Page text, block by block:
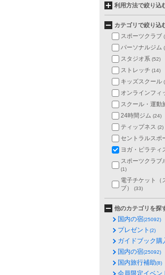
利用方法で絞り込
カテゴリで絞り込
スポーツクラブ
パーソナルジム
スタジオ系 (52)
ストレッチ (14)
キッズスクール
オンラインフィ
スクール・運動
24時間ジム (24)
ティップネス (2)
セントラルスポ
ヨガ・ピラティ
スポーツクラブ
(1)
電子チケット（
ブ）
(33)
他のカテゴリを探
国内の宿(25092)
プレゼント (2)
ガイドブック購
国内の宿(25092)
国内旅行補助(8)
会員限定イベン